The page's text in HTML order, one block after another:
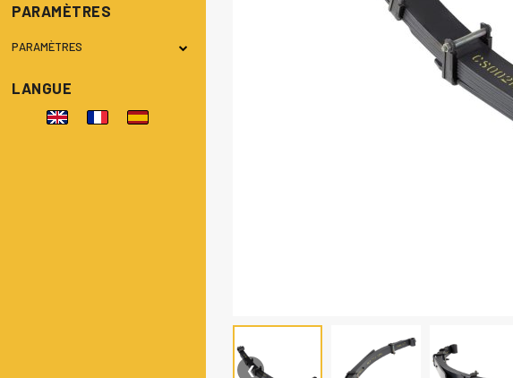
PARAMÈTRES
PARAMÈTRES
LANGUE
❮